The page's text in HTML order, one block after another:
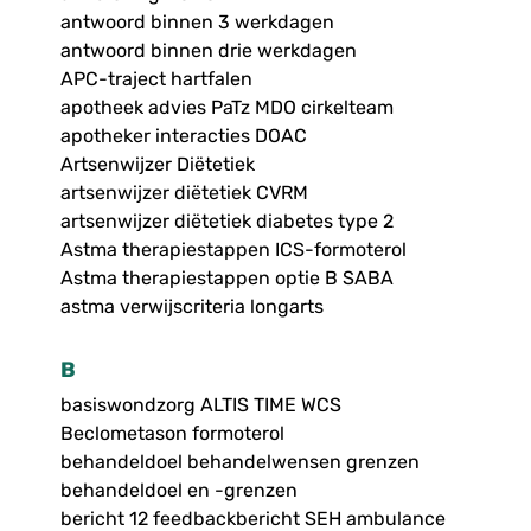
antwoord binnen 3 werkdagen
antwoord binnen drie werkdagen
APC-traject hartfalen
apotheek advies PaTz MDO cirkelteam
apotheker interacties DOAC
Artsenwijzer Diëtetiek
artsenwijzer diëtetiek CVRM
artsenwijzer diëtetiek diabetes type 2
Astma therapiestappen ICS-formoterol
Astma therapiestappen optie B SABA
astma verwijscriteria longarts
B
basiswondzorg ALTIS TIME WCS
Beclometason formoterol
behandeldoel behandelwensen grenzen
behandeldoel en -grenzen
bericht 12 feedbackbericht SEH ambulance